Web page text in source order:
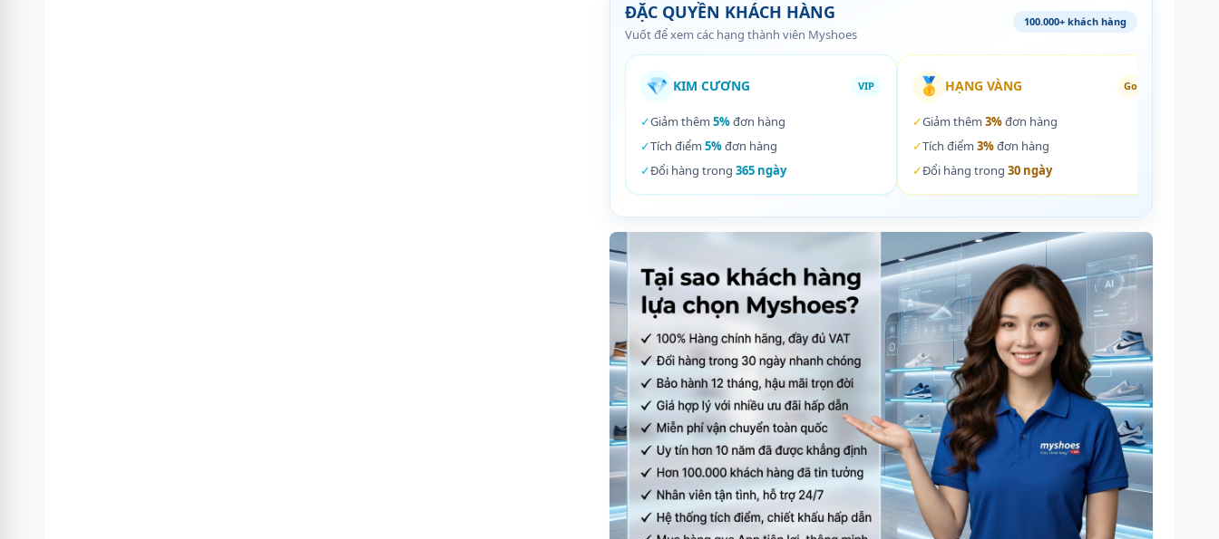
ĐẶC QUYỀN KHÁCH HÀNG
Vuốt để xem các hạng thành viên Myshoes
100.000+ khách hàng
💎 KIM CƯƠNG VIP
✓Giảm thêm 5%đơn hàng
✓Tích điểm 5%đơn hàng
✓Đổi hàng trong 365 ngày
🥇 HẠNG VÀNG Gold
✓Giảm thêm 3%đơn hàng
✓Tích điểm 3%đơn hàng
✓Đổi hàng trong 30 ngày